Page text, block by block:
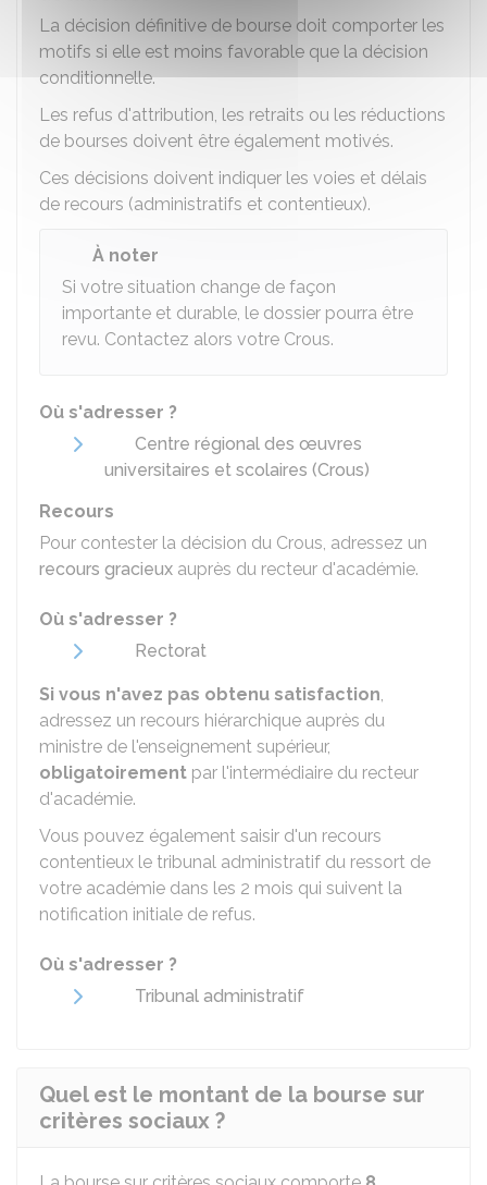
La décision définitive de bourse doit comporter les
motifs si elle est moins favorable que la décision
conditionnelle.
Les refus d'attribution, les retraits ou les réductions
de bourses doivent être également motivés.
Ces décisions doivent indiquer les voies et délais
de recours (administratifs et contentieux).
À noter
Si votre situation change de façon
importante et durable, le dossier pourra être
revu. Contactez alors votre Crous.
Où s'adresser ?
Centre régional des œuvres
universitaires et scolaires (Crous)
Recours
Pour contester la décision du Crous, adressez un
recours gracieux auprès du recteur d'académie.
Où s'adresser ?
Rectorat
Si vous n'avez pas obtenu satisfaction,
adressez un recours hiérarchique auprès du
ministre de l'enseignement supérieur,
obligatoirement par l'intermédiaire du recteur
d'académie.
Vous pouvez également saisir d'un recours
contentieux le tribunal administratif du ressort de
votre académie dans les 2 mois qui suivent la
notification initiale de refus.
Où s'adresser ?
Tribunal administratif
Quel est le montant de la bourse sur
critères sociaux ?